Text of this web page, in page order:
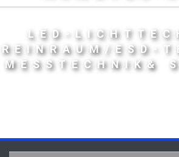
LED-
REINRAUM/ESD-
MESSTECHNIK&